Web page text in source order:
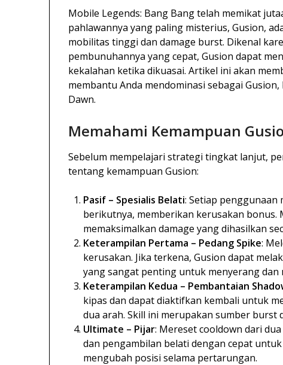
Mobile Legends: Bang Bang telah memikat
pahlawannya yang paling misterius, Gusion,
mobilitas tinggi dan damage burst. Dikenal
pembunuhannya yang cepat, Gusion dapat
kekalahan ketika dikuasai. Artikel ini akan
membantu Anda mendominasi sebagai
Dawn.
Memahami Kemampuan
Sebelum mempelajari strategi tingkat lanjut,
tentang kemampuan Gusion:
Pasif – Spesialis Belati: Setiap
berikutnya, memberikan kerusakan
memaksimalkan damage yang dihasilkan
Keterampilan Pertama – Pedang Spike:
kerusakan. Jika terkena, Gusion dapat
yang sangat penting untuk menyerang dan
Keterampilan Kedua – Pembantaian
kipas dan dapat diaktifkan kembali untuk
dua arah. Skill ini merupakan sumber burst
Ultimate – Pijar: Mereset cooldown dari
dan pengambilan belati dengan cepat
mengubah posisi selama pertarungan.